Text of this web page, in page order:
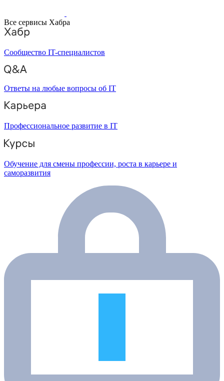
Все сервисы Хабра
Сообщество IT-специалистов
Ответы на любые вопросы об IT
Профессиональное развитие в IT
Обучение для смены профессии, роста в карьере и
саморазвития